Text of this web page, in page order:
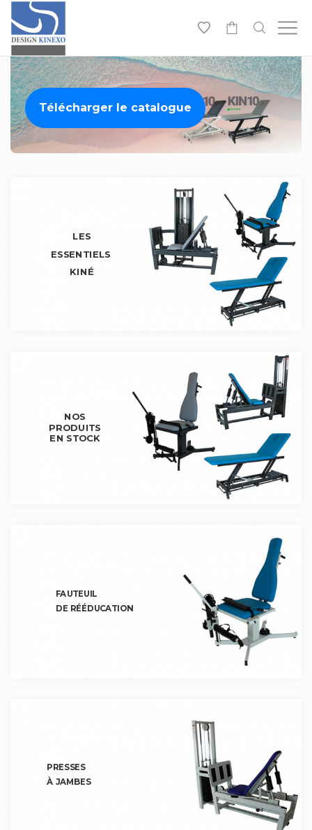
Télécharger le catalogue
LES
ESSENTIELS
KINÉ
NOS
PRODUITS
EN STOCK
FAUTEUIL
DE RÉÉDUCATION
PRESSES
À JAMBES